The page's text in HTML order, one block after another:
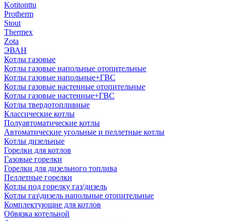
Kotitonttu
Protherm
Stout
Thermex
Zota
ЭВАН
Котлы газовые
Котлы газовые напольные отопительные
Котлы газовые напольные+ГВС
Котлы газовые настенные отопительные
Котлы газовые настенные+ГВС
Котлы твердотопливные
Классические котлы
Полуавтоматические котлы
Автоматические угольные и пеллетные котлы
Котлы дизельные
Горелки для котлов
Газовые горелки
Горелки для дизельного топлива
Пеллетные горелки
Котлы под горелку газ/дизель
Котлы газ\дизель напольные отопительные
Комплектующие для котлов
Обвязка котельной